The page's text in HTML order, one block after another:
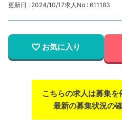
更新日 : 2024/10/17求人No : 611183
お気に入り
こちらの求人は募集を
最新の募集状況の